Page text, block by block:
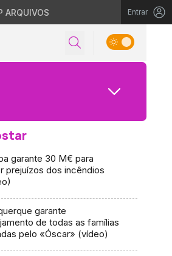
ARQUIVOS Entrar
garante 30 M€ para
prejuízos dos incêndios
garante
de todas as famílias
pelo «Óscar» (vídeo)